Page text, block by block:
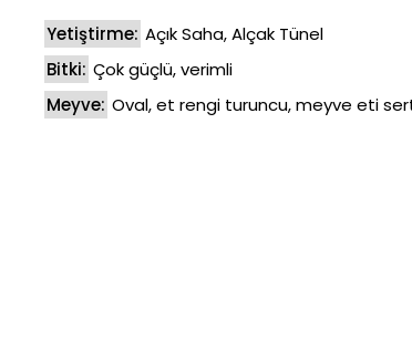
Yetiştirme: Açık Saha, Alçak Tünel
Bitki: Çok güçlü, verimli
Meyve: Oval, et rengi turuncu, meyve eti